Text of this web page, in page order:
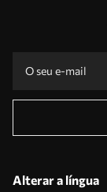
Alterar a língua